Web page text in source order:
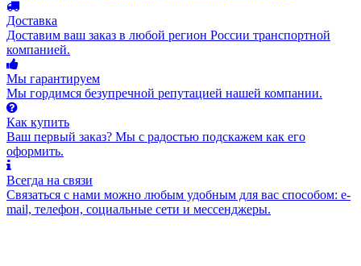
Доставка
Доставим ваш заказ в любой регион России транспортной
компанией.
Мы гарантируем
Мы гордимся безупречной репутацией нашей компании.
Как купить
Ваш первый заказ? Мы с радостью подскажем как его
оформить.
Всегда на связи
Связаться с нами можно любым удобным для вас способом: e-
mail, телефон, социальные сети и мессенджеры.